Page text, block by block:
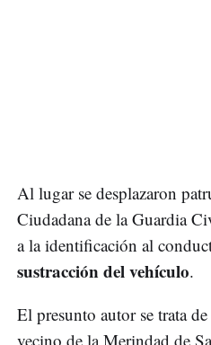
Al lugar se desplazaron
Ciudadana de la Guardia
a la identificación al
sustracción del vehículo.
El presunto autor se trata
vecino de la Merindad de